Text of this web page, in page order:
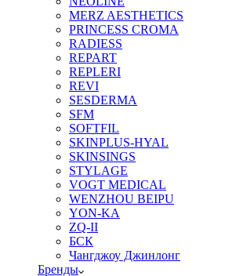
MERZ AESTHETICS
PRINCESS CROMA
RADIESS
REPART
REPLERI
REVI
SESDERMA
SFM
SOFTFIL
SKINPLUS-HYAL
SKINSINGS
STYLAGE
VOGT MEDICAL
WENZHOU BEIPU
YON-KA
ZQ-II
БСК
Чангджоу Джинлонг
Бренды